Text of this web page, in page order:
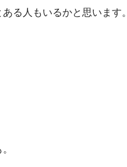
る人もいるかと思います。